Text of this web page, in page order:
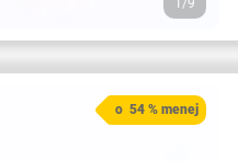
1/9
o 54 % menej